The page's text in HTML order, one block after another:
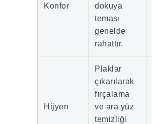
Konfor
dokuya
teması
genelde
rahattır.
Hijyen
Plaklar
çıkarılarak
fırçalama
ve ara yüz
temizliği